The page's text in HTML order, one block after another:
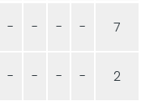
- - - - 7
- - - - 2